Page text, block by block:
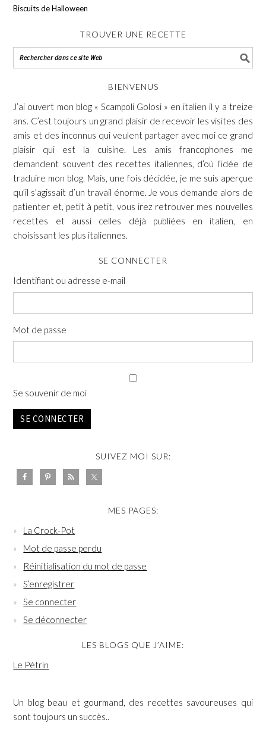
Biscuits de Halloween
TROUVER UNE RECETTE
BIENVENUS
J’ai ouvert mon blog « Scampoli Golosi » en italien il y a treize
ans. C’est toujours un grand plaisir de recevoir les visites des
amis et des inconnus qui veulent partager avec moi ce grand
plaisir qui est la cuisine. Les amis francophones me
demandent souvent des recettes italiennes, d’où l’idée de
traduire mon blog. Mais, une fois décidée, je me suis aperçue
qu’il s’agissait d’un travail énorme. Je vous demande alors de
patienter et, petit à petit, vous irez retrouver mes nouvelles
recettes et aussi celles déjà publiées en italien, en
choisissant les plus italiennes.
SE CONNECTER
Identifiant ou adresse e-mail
Mot de passe
Se souvenir de moi
SE CONNECTER
SUIVEZ MOI SUR:
MES PAGES:
La Crock-Pot
Mot de passe perdu
Réinitialisation du mot de passe
S’enregistrer
Se connecter
Se déconnecter
LES BLOGS QUE J’AIME:
Le Pétrin
Un blog beau et gourmand, des recettes savoureuses qui
sont toujours un succès..